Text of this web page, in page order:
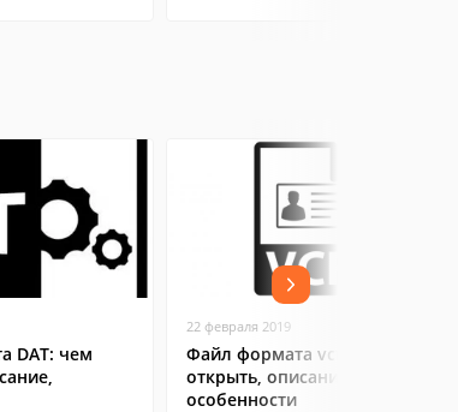
DAT: чем
22 февраля 2019
Файл формата vcf: чем
открыть, описание,
особенности